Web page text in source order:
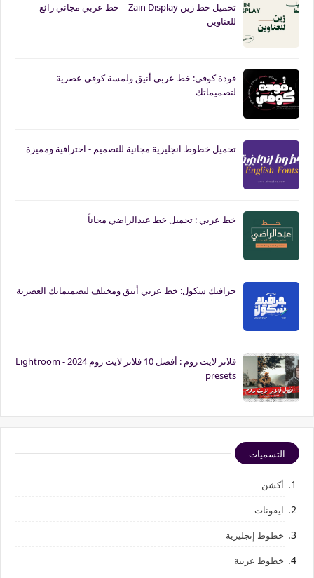
تحميل خط زين Zain Display – خط عربي مجاني رائع
للعناوين
فودة كوفي: خط عربي أنيق ولمسة كوفي عصرية
لتصميماتك
تحميل خطوط انجليزية مجانية للتصميم - احترافية ومميزة
خط عربي : تحميل خط عبدالراضي مجاناً
جرافيك سكول: خط عربي أنيق ومختلف لتصميماتك العصرية
فلاتر لايت روم : أفضل 10 فلاتر لايت روم 2024 - Lightroom
presets
التسميات
أكشن
ايقونات
خطوط إنجليزية
خطوط عربية